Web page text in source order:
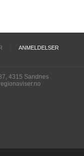
ANMELDELSER
4315 Sandnes